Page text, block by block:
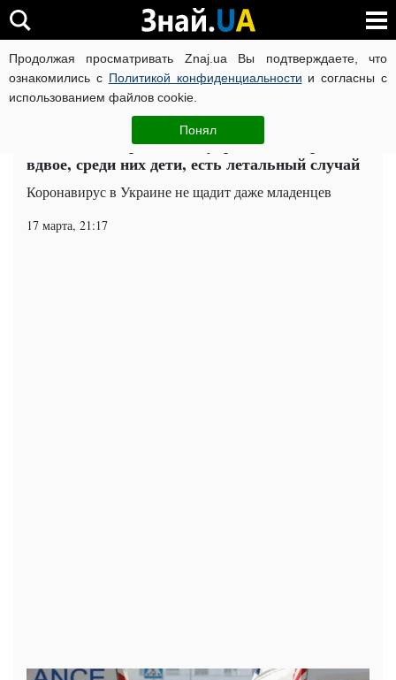
Продолжая просматривать Znaj.ua Вы подтверждаете, что
ознакомились с Политикой конфиденциальности и согласны с
использованием файлов cookie.
Понял
ВОЙНА РОССИИ ПРОТИВ УКРАИНЫ КОРОНАВИРУС В
Общество ЧИТАТИ УКРАЇНСЬКОЮ
Количество зараженных украинцев возросло
вдвое, среди них дети, есть летальный случай
Коронавирус в Украине не щадит даже младенцев
17 марта, 21:17